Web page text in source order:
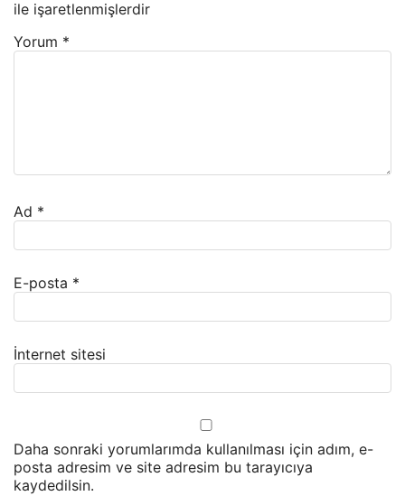
ile işaretlenmişlerdir
Yorum *
Ad *
E-posta *
İnternet sitesi
Daha sonraki yorumlarımda kullanılması için adım, e-
posta adresim ve site adresim bu tarayıcıya
kaydedilsin.